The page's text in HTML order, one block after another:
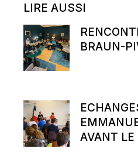
LIRE AUSSI
BRAUN-
AVANT LE